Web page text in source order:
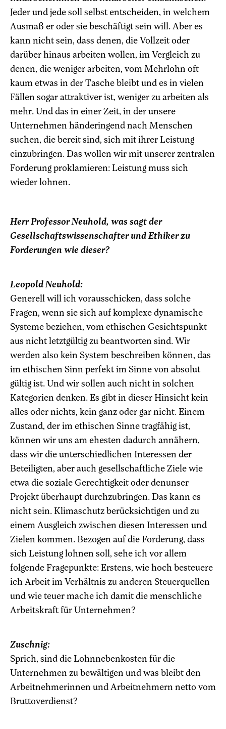
Jeder und jede soll selbst entscheiden, in welchem
Ausmaß er oder sie beschäftigt sein will. Aber es
kann nicht sein, dass denen, die Vollzeit oder
darüber hinaus arbeiten wollen, im Vergleich zu
denen, die weniger arbeiten, vom Mehrlohn oft
kaum etwas in der Tasche bleibt und es in vielen
Fällen sogar attraktiver ist, weniger zu arbeiten als
mehr. Und das in einer Zeit, in der unsere
Unternehmen händeringend nach Menschen
suchen, die bereit sind, sich mit ihrer Leistung
einzubringen. Das wollen wir mit unserer zentralen
Forderung proklamieren: Leistung muss sich
wieder lohnen.
Herr Professor Neuhold, was sagt der
Gesellschaftswissenschafter und Ethiker zu
Forderungen wie dieser?
Leopold Neuhold:
Generell will ich vorausschicken, dass solche
Fragen, wenn sie sich auf komplexe dynamische
Systeme beziehen, vom ethischen Gesichtspunkt
aus nicht letztgültig zu beantworten sind. Wir
werden also kein System beschreiben können, das
im ethischen Sinn perfekt im Sinne von absolut
gültig ist. Und wir sollen auch nicht in solchen
Kategorien denken. Es gibt in dieser Hinsicht kein
alles oder nichts, kein ganz oder gar nicht. Einem
Zustand, der im ethischen Sinne tragfähig ist,
können wir uns am ehesten dadurch annähern,
dass wir die unterschiedlichen Interessen der
Beteiligten, aber auch gesellschaftliche Ziele wie
etwa die soziale Gerechtigkeit oder denunser
Projekt überhaupt durchzubringen. Das kann es
nicht sein. Klimaschutz berücksichtigen und zu
einem Ausgleich zwischen diesen Interessen und
Zielen kommen. Bezogen auf die Forderung, dass
sich Leistung lohnen soll, sehe ich vor allem
folgende Fragepunkte: Erstens, wie hoch besteuere
ich Arbeit im Verhältnis zu anderen Steuerquellen
und wie teuer mache ich damit die menschliche
Arbeitskraft für Unternehmen?
Zuschnig:
Sprich, sind die Lohnnebenkosten für die
Unternehmen zu bewältigen und was bleibt den
Arbeitnehmerinnen und Arbeitnehmern netto vom
Bruttoverdienst?